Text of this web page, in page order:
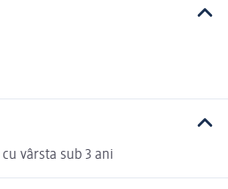
vârsta sub 3 ani